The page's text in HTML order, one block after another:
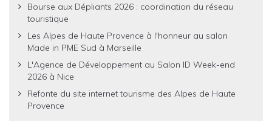
Bourse aux Dépliants 2026 : coordination du réseau
touristique
Les Alpes de Haute Provence à l'honneur au salon
Made in PME Sud à Marseille
L'Agence de Développement au Salon ID Week-end
2026 à Nice
Refonte du site internet tourisme des Alpes de Haute
Provence